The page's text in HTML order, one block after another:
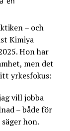
– och
Kimiya
Hon har
men det
yrkesfokus:
vill jobba
– både för
hon.